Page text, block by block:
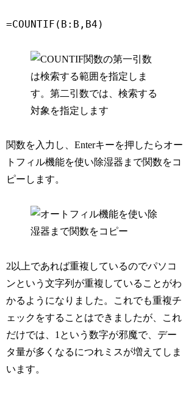
=COUNTIF(B:B,B4)
関数を入力し、Enterキーを押したらオー
トフィル機能を使い除湿器まで関数をコ
ピーします。
2以上であれば重複しているのでパソコ
ンという文字列が重複していることがわ
かるようになりました。これでも重複チ
ェックをすることはできましたが、これ
だけでは、1という数字が邪魔で、デー
タ量が多くなるにつれミスが増えてしま
います。